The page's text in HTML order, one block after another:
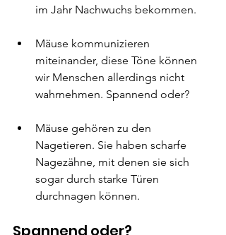
im Jahr Nachwuchs bekommen.
Mäuse kommunizieren
miteinander, diese Töne können
wir Menschen allerdings nicht
wahrnehmen. Spannend oder?
Mäuse gehören zu den
Nagetieren. Sie haben scharfe
Nagezähne, mit denen sie sich
sogar durch starke Türen
durchnagen können.
Spannend oder?